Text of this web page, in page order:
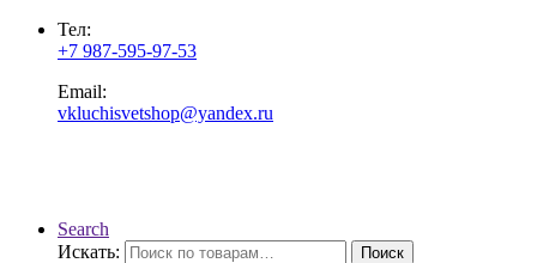
Тел:
+7 987-595-97-53
Email:
vkluchisvetshop@yandex.ru
Search
Искать:
Поиск